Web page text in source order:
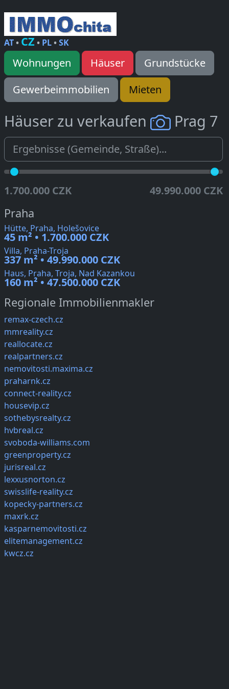
AT• CZ • PL•SK
Wohnungen Häuser
Grundstücke
Gewerbeimmobilien
Mieten
Häuser zu verkaufen Prag 7
1.700.000 CZK 49.990.000 CZK
Praha
Hütte, Praha, Holešovice
45 m² • 1.700.000 CZK
Villa, Praha-Troja
337 m² • 49.990.000 CZK
Haus, Praha, Troja, Nad Kazankou
160 m² • 47.500.000 CZK
Regionale Immobilienmakler
remax-czech.cz
mmreality.cz
reallocate.cz
realpartners.cz
nemovitosti.maxima.cz
praharnk.cz
connect-reality.cz
housevip.cz
sothebysrealty.cz
hvbreal.cz
svoboda-williams.com
greenproperty.cz
jurisreal.cz
lexxusnorton.cz
swisslife-reality.cz
kopecky-partners.cz
maxrk.cz
kasparnemovitosti.cz
elitemanagement.cz
kwcz.cz